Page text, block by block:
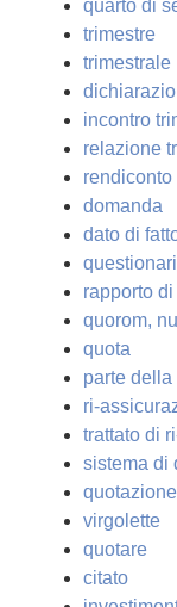
quarto di
trimestre
trimestrale
incontro
relazione
domanda
dato di
rapporto
quorom,
quota
parte della
ri-
trattato di
sistema di
quotazione
virgolette
quotare
citato